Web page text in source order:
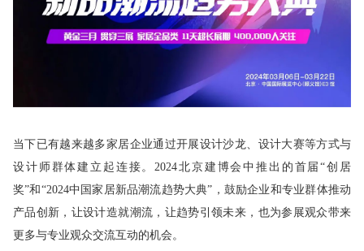
当下已有越来越多家居企业通过开展设计沙龙、设计大赛等方式与
设计师群体建立起连接。2024北京建博会中推出的首届“创居
奖”和“2024中国家居新品潮流趋势大典”，鼓励企业和专业群体推动
产品创新，让设计造就潮流，让趋势引领未来，也为参展观众带来
更多与专业观众交流互动的机会。